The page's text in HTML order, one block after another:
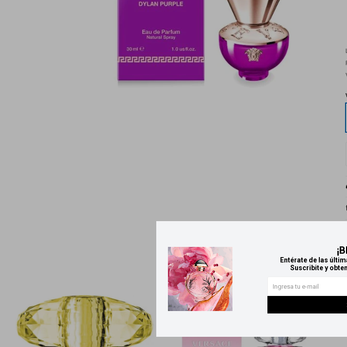
Entérate de las
Suscribite y